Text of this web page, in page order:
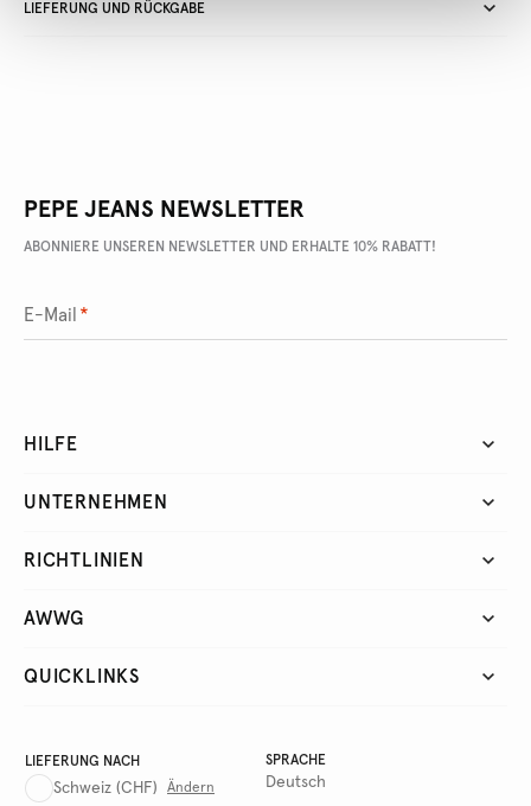
LIEFERUNG UND RÜCKGABE
PEPE JEANS NEWSLETTER
ABONNIERE UNSEREN NEWSLETTER UND ERHALTE 10% RABATT!
E-Mail *
HILFE
UNTERNEHMEN
RICHTLINIEN
AWWG
QUICKLINKS
LIEFERUNG NACH
Schweiz (CHF) Ändern
SPRACHE
Deutsch